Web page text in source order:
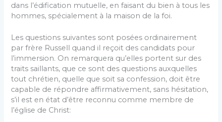
dans l’édification mutuelle, en faisant du bien à tous les
hommes, spécialement à la maison de la foi.
Les questions suivantes sont posées ordinairement
par frère Russell quand il reçoit des candidats pour
l’immersion. On re­marquera qu’elles portent sur des
traits saillants, que ce sont des questions auxquelles
tout chrétien, quelle que soit sa con­fession, doit être
capable de répondre affirmativement, sans hésitation,
s’il est en état d’être reconnu comme membre de
l’église de Christ: